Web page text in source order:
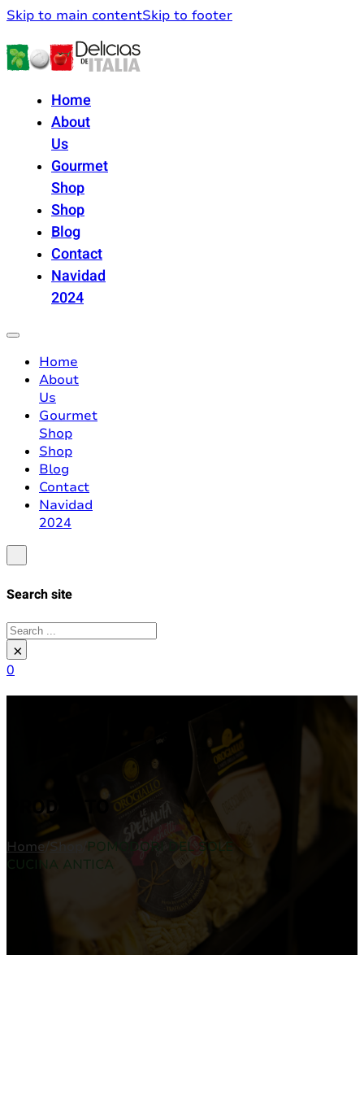
Skip to main contentSkip to footer
Home
About
Us
Gourmet
Shop
Shop
Blog
Contact
Navidad
2024
Home
About
Us
Gourmet
Shop
Shop
Blog
Contact
Navidad
2024
Search site
Search
×
0
PRODUCTO
Home/Shop
POMODORI DEL SOLE
CUCINA ANTICA